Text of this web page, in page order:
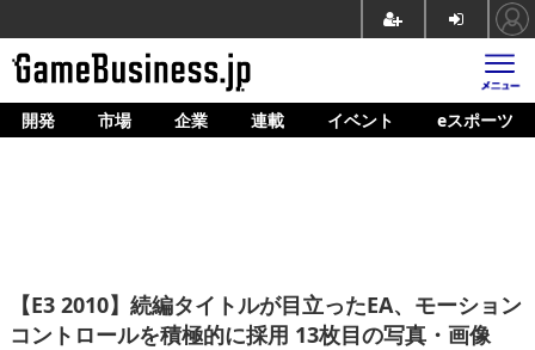
ホーム
企業動向
開発 市場 企業 連載 イベント eスポーツ
【E3 2010】続編タイトルが目立ったEA、モーション
コントロールを積極的に採用 13枚目の写真・画像